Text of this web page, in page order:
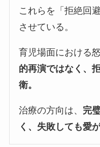
これらを「拒絶回
させている。
育児場面における
的再演ではなく、
衛。
治療の方向は、 完
く、失敗しても愛